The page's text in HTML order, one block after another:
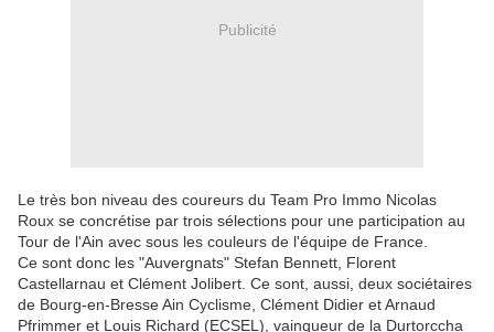
Publicité
Le très bon niveau des coureurs du Team Pro Immo Nicolas
Roux se concrétise par trois sélections pour une participation au
Tour de l'Ain avec sous les couleurs de l'équipe de France.
Ce sont donc les "Auvergnats" Stefan Bennett, Florent
Castellarnau et Clément Jolibert. Ce sont, aussi, deux sociétaires
de Bourg-en-Bresse Ain Cyclisme, Clément Didier et Arnaud
Pfrimmer et Louis Richard (ECSEL), vainqueur de la Durtorccha